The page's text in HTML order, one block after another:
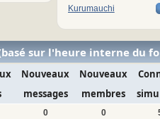
Kurumauchi
sur l'heure interne du
Nouveaux
messages
Nouveaux
membres
0 0